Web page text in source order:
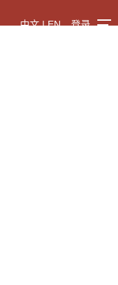
中文|EN 登录